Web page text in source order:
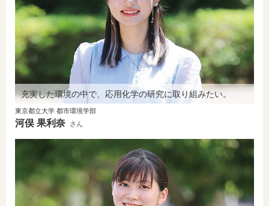
充実した環境の中で、応用化学の研究に取り組みたい。
東京都立大学 都市環境学部
河俣 果利奈 さん